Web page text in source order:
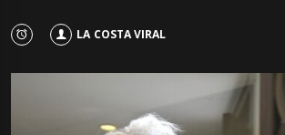
LA COSTA VIRAL